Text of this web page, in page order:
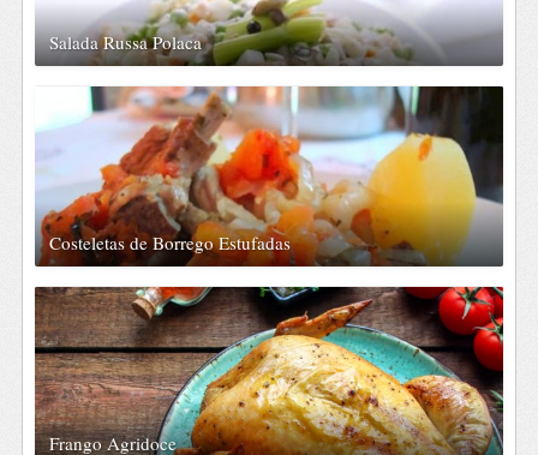
Salada Russa Polaca
Costeletas de Borrego Estufadas
Frango Agridoce